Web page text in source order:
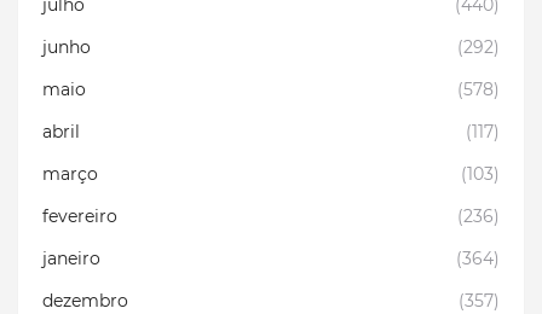
julho
(440)
junho
(292)
maio
(578)
abril
(117)
março
(103)
fevereiro
(236)
janeiro
(364)
dezembro
(357)